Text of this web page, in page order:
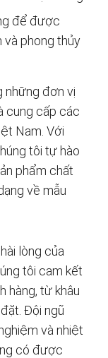
để được
và phong thủy
những đơn vị
cung cấp các
Nam. Với
tôi tự hào
phẩm chất
về mẫu
lòng của
tôi cam kết
hàng, từ khâu
Đội ngũ
và nhiệt
có được